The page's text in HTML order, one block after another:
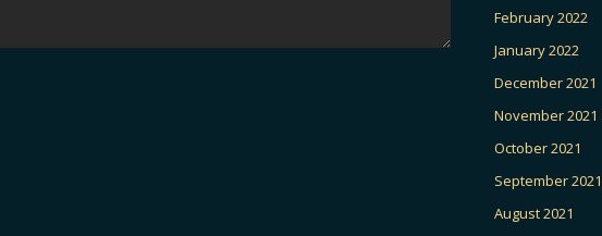
February 2022
January 2022
December 2021
November 2021
October 2021
September 2021
August 2021